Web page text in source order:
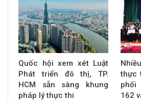
Quốc hội xem xét Luật
Phát triển đô thị, TP.
HCM sẵn sàng khung
pháp lý thực thi
thực
phối
162